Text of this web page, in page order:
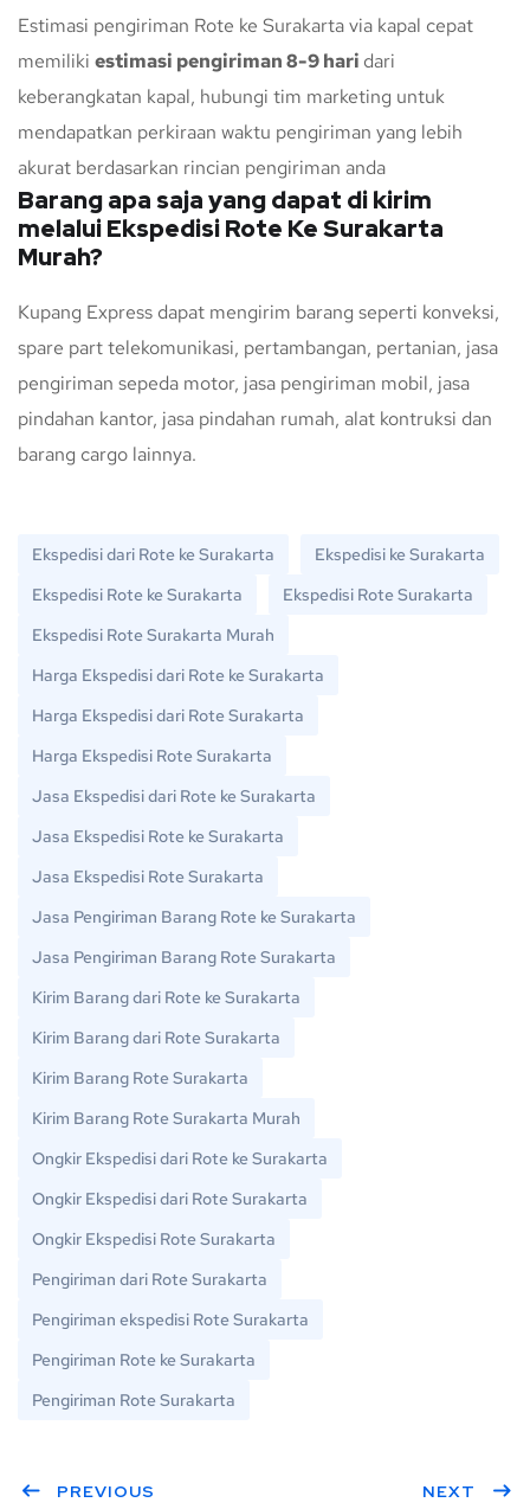
Estimasi pengiriman Rote ke Surakarta via kapal cepat
memiliki estimasi pengiriman 8-9 hari dari
keberangkatan kapal, hubungi tim marketing untuk
mendapatkan perkiraan waktu pengiriman yang lebih
akurat berdasarkan rincian pengiriman anda
Barang apa saja yang dapat di kirim
melalui Ekspedisi Rote Ke Surakarta
Murah?
Kupang Express dapat mengirim barang seperti konveksi,
spare part telekomunikasi, pertambangan, pertanian, jasa
pengiriman sepeda motor, jasa pengiriman mobil, jasa
pindahan kantor, jasa pindahan rumah, alat kontruksi dan
barang cargo lainnya.
Ekspedisi dari Rote ke Surakarta
Ekspedisi ke Surakarta
Ekspedisi Rote ke Surakarta
Ekspedisi Rote Surakarta
Ekspedisi Rote Surakarta Murah
Harga Ekspedisi dari Rote ke Surakarta
Harga Ekspedisi dari Rote Surakarta
Harga Ekspedisi Rote Surakarta
Jasa Ekspedisi dari Rote ke Surakarta
Jasa Ekspedisi Rote ke Surakarta
Jasa Ekspedisi Rote Surakarta
Jasa Pengiriman Barang Rote ke Surakarta
Jasa Pengiriman Barang Rote Surakarta
Kirim Barang dari Rote ke Surakarta
Kirim Barang dari Rote Surakarta
Kirim Barang Rote Surakarta
Kirim Barang Rote Surakarta Murah
Ongkir Ekspedisi dari Rote ke Surakarta
Ongkir Ekspedisi dari Rote Surakarta
Ongkir Ekspedisi Rote Surakarta
Pengiriman dari Rote Surakarta
Pengiriman ekspedisi Rote Surakarta
Pengiriman Rote ke Surakarta
Pengiriman Rote Surakarta
PREVIOUS NEXT